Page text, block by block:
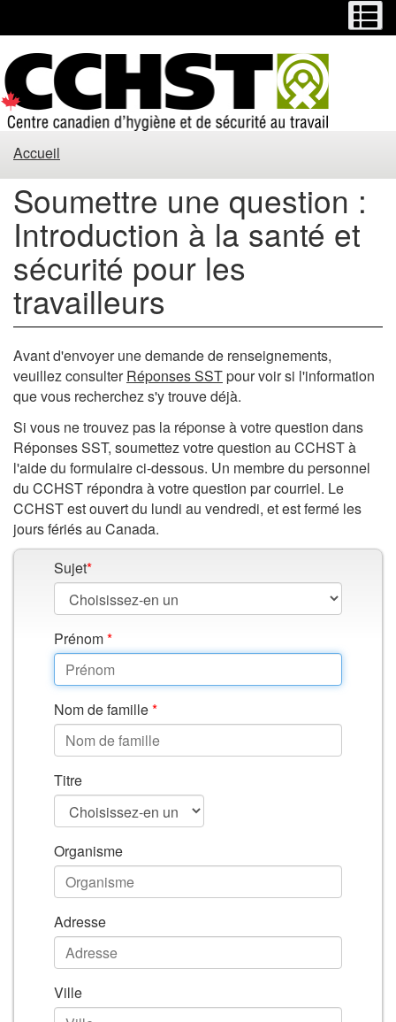
contenu
principal
la
version
HTML
simplifiée
Soumettre
une
question
Introduction
à
la
santé
et
sécurité
pour
les
travailleurs
Accueil
Soumettre une question :
Introduction à la santé et
sécurité pour les
travailleurs
Avant d'envoyer une demande de renseignements,
veuillez consulterRéponses SSTpour voir si l'information
que vous recherchez s'y trouve déjà.
Si vous ne trouvez pas la réponse à votre question dans
Réponses SST, soumettez votre question au CCHST à
l'aide du formulaire ci-dessous. Un membre du personnel
du CCHST répondra à votre question par courriel. Le
CCHST est ouvert du lundi au vendredi, et est fermé les
jours fériés au Canada.
Sujet*
Prénom*
Nom de famille*
Titre
Organisme
Adresse
Ville